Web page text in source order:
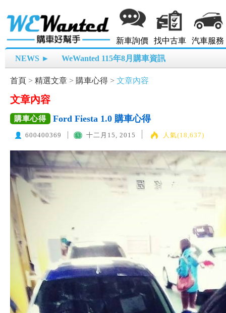
新車詢價 找中古車 汽車服務
NEWS ► WeWanted 115年8月購車資訊
首頁 > 精選文章 > 購車心得 > 文章內容
文章內容
購車心得 Ford Fiesta 1.0 購車心得
600400369 十二月15, 2015 人氣(18,637)